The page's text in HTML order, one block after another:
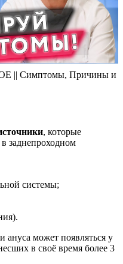
|| Симптомы, Причины и
, которые
заднепроходном
системы;
ануса может появляться у
в своё время более 3